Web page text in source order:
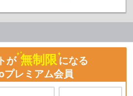
が 無制限になる
レミアム会員